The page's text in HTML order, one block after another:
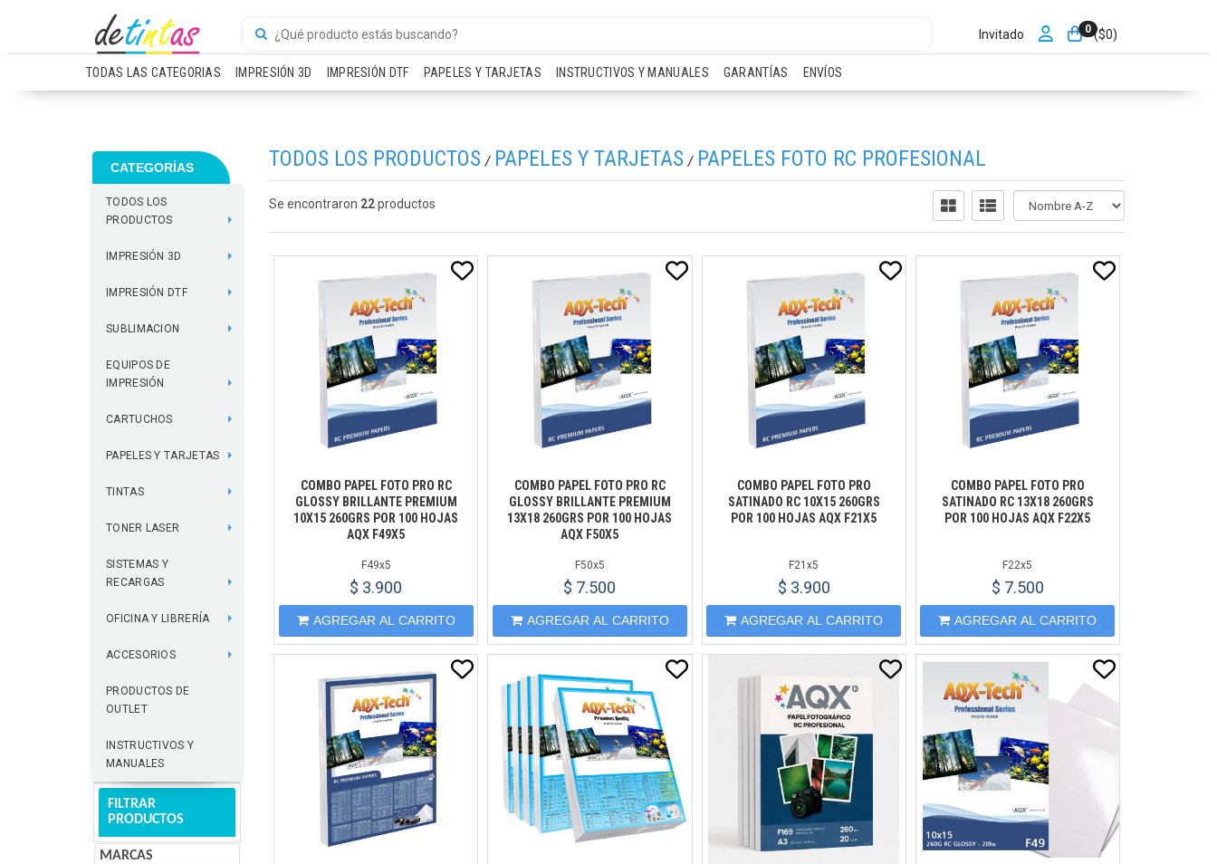
Invitado 0 ($0)
TODAS LAS CATEGORIAS IMPRESIÓN 3D IMPRESIÓN DTF PAPELES Y TARJETAS INSTRUCTIVOS Y MANUALES GARANTÍAS ENVÍOS
CATEGORÍAS
TODOS LOS
PRODUCTOS
IMPRESIÓN 3D
IMPRESIÓN DTF
SUBLIMACION
EQUIPOS DE
IMPRESIÓN
CARTUCHOS
PAPELES Y TARJETAS
TINTAS
TONER LASER
SISTEMAS Y
RECARGAS
OFICINA Y LIBRERÍA
ACCESORIOS
PRODUCTOS DE
OUTLET
INSTRUCTIVOS Y
MANUALES
FILTRAR
PRODUCTOS
MARCAS
TODOS LOS PRODUCTOS / PAPELES Y TARJETAS / PAPELES FOTO RC PROFESIONAL
Se encontraron 22productos
COMBO PAPEL FOTO PRO RC
GLOSSY BRILLANTE PREMIUM
10X15 260GRS POR 100 HOJAS
AQX F49X5
F49x5
$ 3.900
AGREGAR AL CARRITO
COMBO PAPEL FOTO PRO RC
GLOSSY BRILLANTE PREMIUM
13X18 260GRS POR 100 HOJAS
AQX F50X5
F50x5
$ 7.500
AGREGAR AL CARRITO
COMBO PAPEL FOTO PRO
SATINADO RC 10X15 260GRS
POR 100 HOJAS AQX F21X5
F21x5
$ 3.900
AGREGAR AL CARRITO
COMBO PAPEL FOTO PRO
SATINADO RC 13X18 260GRS
POR 100 HOJAS AQX F22X5
F22x5
$ 7.500
AGREGAR AL CARRITO